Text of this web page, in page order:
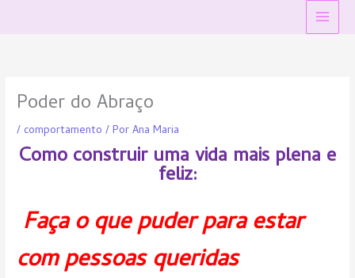
Main
Poder do Abraço
/ comportamento / PorAna Maria
Como construir uma vida mais plena e
feliz:
Faça o que puder para estar
com pessoas queridas